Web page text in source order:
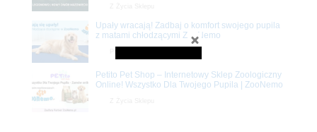
Upały wracają! Zadbaj o komfort swojego pupila
z matami chłodzącymi ZooNemo
Petito Pet Shop – Internetowy Sklep Zoologiczny
Online! Wszystko Dla Twojego Pupila | ZooNemo